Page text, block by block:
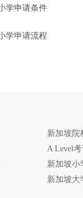
学申请条件
学申请流程
新加坡院
A Level
新加坡小
新加坡大